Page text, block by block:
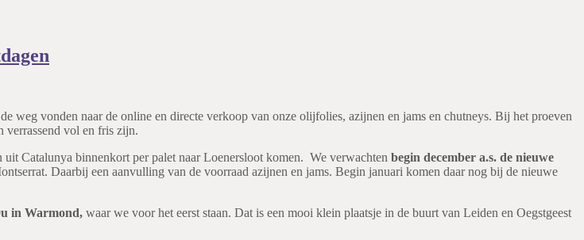
weg vonden naar de online en directe verkoop van onze olijfolies, azijnen en jams en chutneys. Bij het proeven
verrassend vol en fris zijn.
Catalunya binnenkort per palet naar Loenersloot komen. We verwachten begin december a.s. de nieuwe
Daarbij een aanvulling van de voorraad azijnen en jams. Begin januari komen daar nog bij de nieuwe
in Warmond, waar we voor het eerst staan. Dat is een mooi klein plaatsje in de buurt van Leiden en Oegstgeest